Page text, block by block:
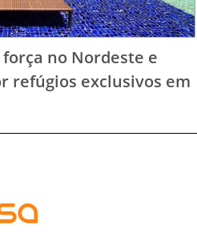
no Nordeste e
refúgios exclusivos em